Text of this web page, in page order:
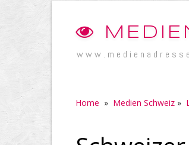
Home » Medien Schweiz »